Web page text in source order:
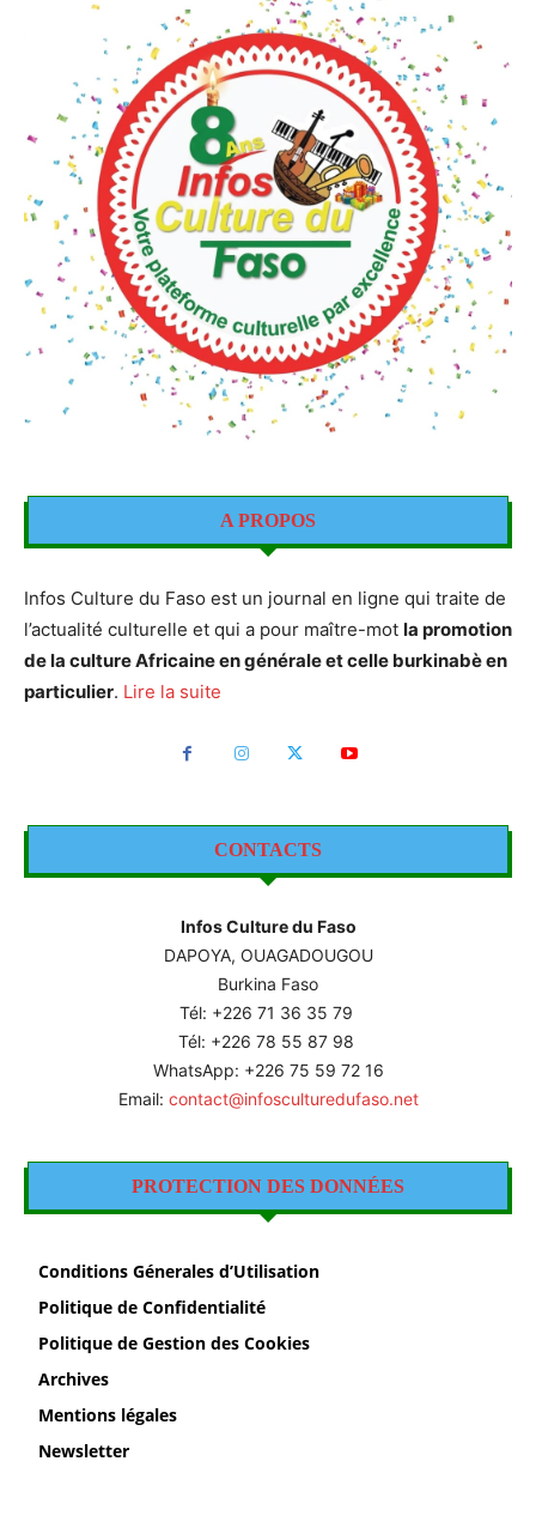
A PROPOS
Infos Culture du Faso est un journal en ligne qui traite de
l’actualité culturelle et qui a pour maître-mot la promotion
de la culture Africaine en générale et celle burkinabè en
particulier. Lire la suite
CONTACTS
Infos Culture du Faso
DAPOYA, OUAGADOUGOU
Burkina Faso
Tél: +226 71 36 35 79
Tél: +226 78 55 87 98
WhatsApp: +226 75 59 72 16
Email: contact@infosculturedufaso.net
PROTECTION DES DONNÉES
Conditions Génerales d’Utilisation
Politique de Confidentialité
Politique de Gestion des Cookies
Archives
Mentions légales
Newsletter